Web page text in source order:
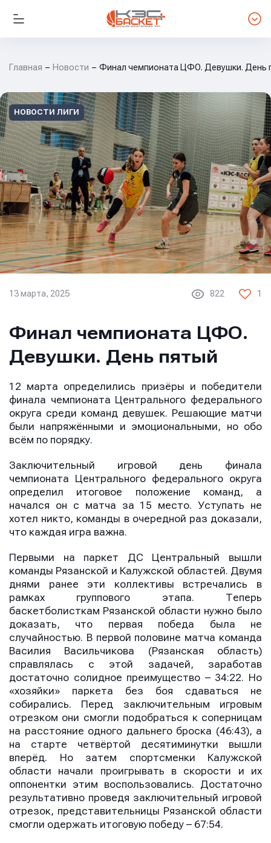
Главная Новости Финал чемпионата ЦФО. Девушки. День
НОВОСТИ ЛИГИ
13 марта, 2025 822 1
Финал чемпионата ЦФО.
Девушки. День пятый
12 марта определились призёры и победители
финала чемпионата Центрального федерального
округа среди команд девушек. Решающие матчи
были напряжёнными и эмоциональными, но обо
всём по порядку.
Заключительный игровой день финала
чемпионата Центрального федерального округа
определил итоговое положение команд, а
начался он с матча за 15 место. Уступать не
хотел никто, команды в очередной раз доказали,
что каждая игра важна.
Первыми на паркет ДС Центральный вышли
команды Рязанской и Калужской областей. Двумя
днями ранее эти коллективы встречались в
рамках группового этапа. Теперь
баскетболисткам Рязанской области нужно было
доказать, что первая победа была не
случайностью. В первой половине матча команда
Василия Васильчикова (Рязанская область)
справлялась с этой задачей, заработав
достаточно солидное преимущество – 34:22. Но
«хозяйки» паркета без боя сдаваться не
собирались. Перед заключительным игровым
отрезком они смогли подобраться к соперницам
на расстояние одного дальнего броска (46:43), а
на старте четвёртой десятиминутки вышли
вперёд. Но затем спортсменки Калужской
области начали проигрывать в скорости и их
оппонентки этим воспользовались. Достаточно
результативно проведя заключительный игровой
отрезок, представительницы Рязанской области
смогли одержать итоговую победу – 67:54.